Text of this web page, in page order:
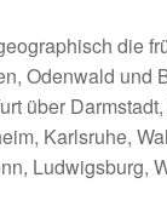
die
Odenwald und
über
Karlsruhe,
Ludwigsburg,